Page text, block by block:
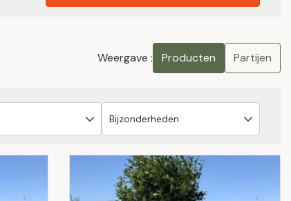
Weergave : Producten Partijen